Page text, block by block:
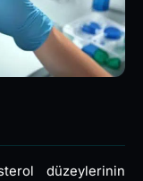
düzeylerinin